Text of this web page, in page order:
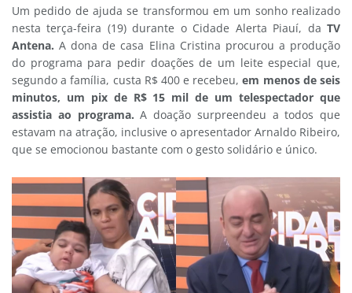
Um pedido de ajuda se transformou em um sonho realizado
nesta terça-feira (19) durante o Cidade Alerta Piauí, da TV
Antena.A dona de casa Elina Cristina procurou a produção
do programa para pedir doações de um leite especial que,
segundo a família, custa R$ 400 e recebeu,em menos de seis
minutos, um pix de R$ 15 mil de um telespectador que
assistia ao programa. A doação surpreendeu a todos que
estavam na atração, inclusive o apresentador Arnaldo Ribeiro,
que se emocionou bastante com o gesto solidário e único.